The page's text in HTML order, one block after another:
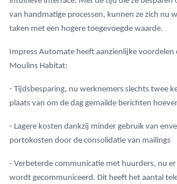
van handmatige processen, kunnen ze zich nu
taken met een hogere toegevoegde waarde.
Impress Automate heeft aanzienlijke voordelen
Moulins Habitat:
- Tijdsbesparing, nu werknemers slechts twee
plaats van om de dag gemailde berichten
- Lagere kosten dankzij minder gebruik van
portokosten door de consolidatie van mailings
- Verbeterde communicatie met huurders, nu
wordt gecommuniceerd. Dit heeft het aantal